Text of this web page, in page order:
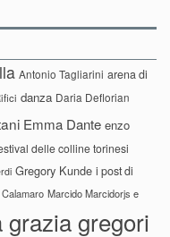
Antonio Tagliarini arena di
danza Daria Deflorian
Emma Dante enzo
delle colline torinesi
Gregory Kunde i post di
Marcido Marcidorjs e
grazia gregori